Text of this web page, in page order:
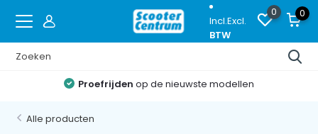
Incl.Excl.
BTW
0 0
Proefrijdenop de nieuwste modellen
Alle producten